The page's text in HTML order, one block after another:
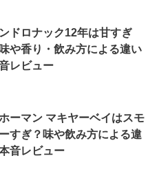
ドロナック12年は甘すぎ
や香り・飲み方による違い
レビュー
ーマン マキヤーベイはスモ
すぎ？味や飲み方による違
音レビュー